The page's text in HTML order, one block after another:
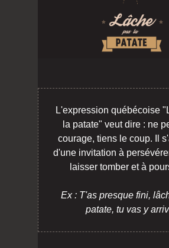
L'expression québécoise
la patate" veut dire : ne
courage, tiens le coup. Il
d'une invitation à
laisser tomber et à
Ex : T'as presque fini,
patate, tu vas y